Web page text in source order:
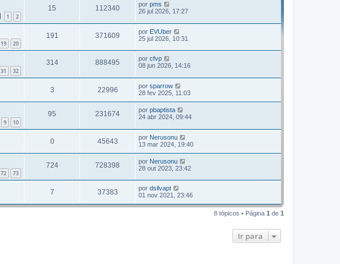
1 2
15 112340 por pms
26 jul 2026, 17:27
19 20
191 371609 por EVUber
25 jul 2026, 10:31
31 32
314 888495 por cfvp
08 jun 2026, 14:16
3 22996 por sparrow
28 fev 2025, 11:03
9 10
95 231674 por pbaptista
24 abr 2024, 09:44
0 45643 por Nerusonu
13 mar 2024, 19:40
72 73
724 728398 por Nerusonu
28 out 2023, 23:42
7 37383 por dsilvapt
01 nov 2021, 23:46
8 tópicos • Página 1 de 1
Ir para